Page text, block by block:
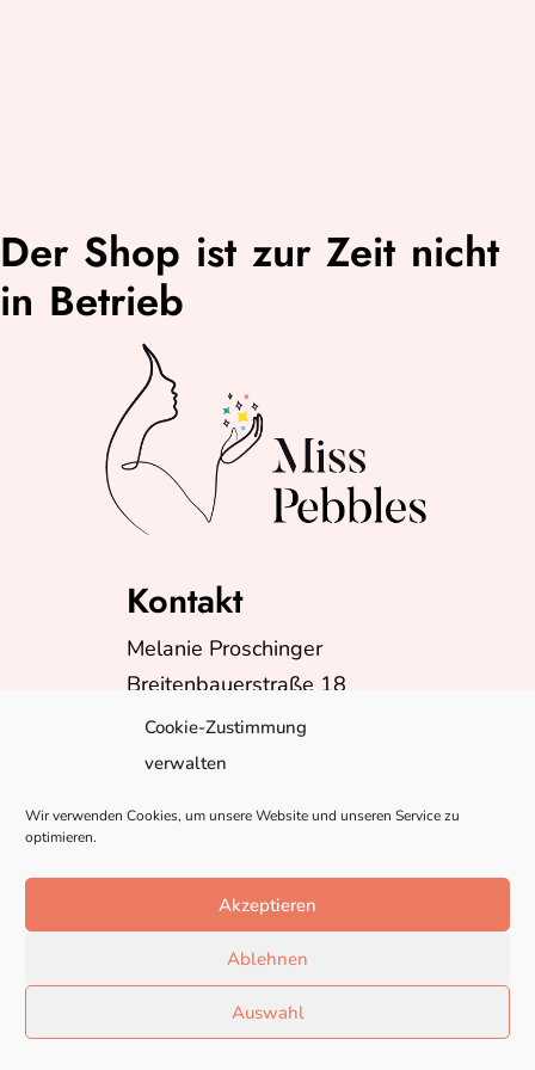
Cookie-Zustimmung
verwalten
Wir verwenden Cookies, um unsere Website und unseren Service zu
optimieren.
Akzeptieren
Ablehnen
Auswahl
Der Shop ist zur Zeit nicht
in Betrieb
Kontakt
Melanie Proschinger
Breitenbauerstraße 18
A-5230 Mattighofen
Telefon:+43(0)6602624399